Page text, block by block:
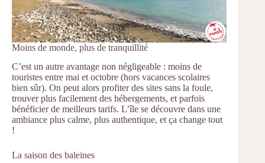
Moins de monde, plus de tranquillité
C’est un autre avantage non négligeable : moins de
touristes entre mai et octobre (hors vacances scolaires
bien sûr). On peut alors profiter des sites sans la foule,
trouver plus facilement des hébergements, et parfois
bénéficier de meilleurs tarifs. L’île se découvre dans une
ambiance plus calme, plus authentique, et ça change tout
!
La saison des baleines